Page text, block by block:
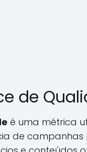
de
é uma métrica
de campanhas